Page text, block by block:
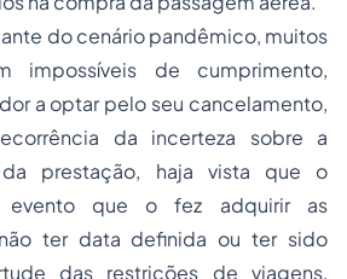
do cenário pandêmico, muitos
impossíveis de cumprimento,
a optar pelo seu cancelamento,
da incerteza sobre a
prestação, haja vista que o
evento que o fez adquirir as
ter data definida ou ter sido
das restrições de viagens,